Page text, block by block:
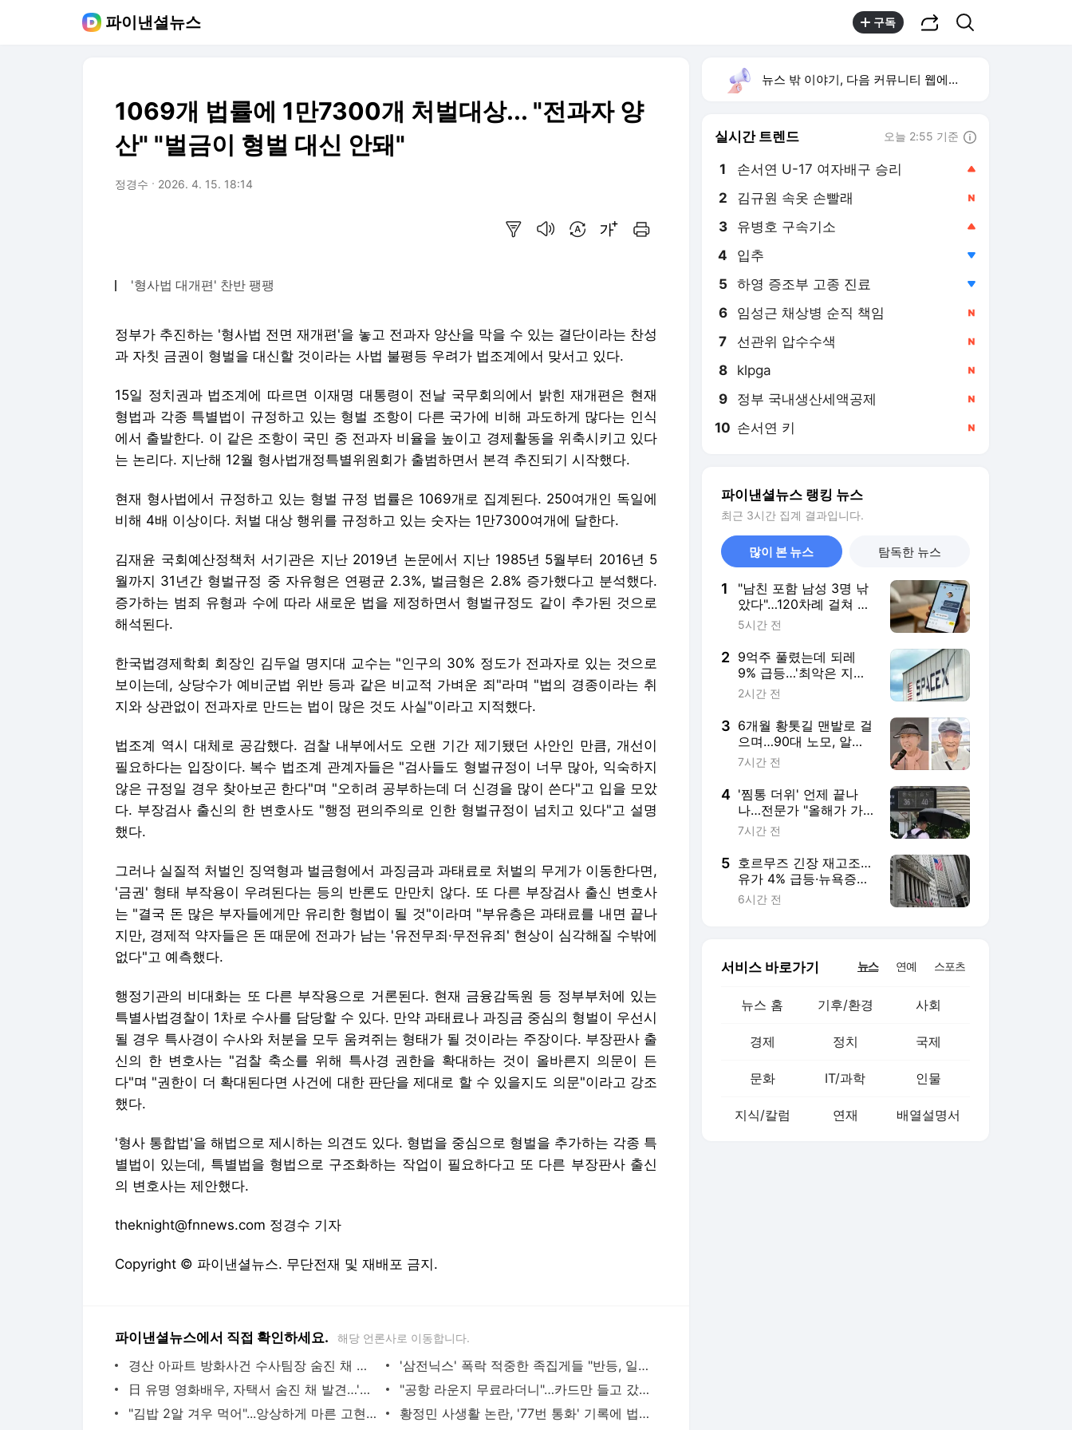
파이낸셜뉴스 구독
1069개 법률에 1만7300개 처벌대상... "전과자 양
산" "벌금이 형벌 대신 안돼"
정경수 2026. 4. 15. 18:14
'형사법 대개편' 찬반 팽팽
정부가 추진하는 '형사법 전면 재개편'을 놓고 전과자 양산을 막을 수 있는 결단이라는 찬성
과 자칫 금권이 형벌을 대신할 것이라는 사법 불평등 우려가 법조계에서 맞서고 있다.
15일 정치권과 법조계에 따르면 이재명 대통령이 전날 국무회의에서 밝힌 재개편은 현재
형법과 각종 특별법이 규정하고 있는 형벌 조항이 다른 국가에 비해 과도하게 많다는 인식
에서 출발한다. 이 같은 조항이 국민 중 전과자 비율을 높이고 경제활동을 위축시키고 있다
는 논리다. 지난해 12월 형사법개정특별위원회가 출범하면서 본격 추진되기 시작했다.
현재 형사법에서 규정하고 있는 형벌 규정 법률은 1069개로 집계된다. 250여개인 독일에
비해 4배 이상이다. 처벌 대상 행위를 규정하고 있는 숫자는 1만7300여개에 달한다.
김재윤 국회예산정책처 서기관은 지난 2019년 논문에서 지난 1985년 5월부터 2016년 5
월까지 31년간 형벌규정 중 자유형은 연평균 2.3%, 벌금형은 2.8% 증가했다고 분석했다.
증가하는 범죄 유형과 수에 따라 새로운 법을 제정하면서 형벌규정도 같이 추가된 것으로
해석된다.
한국법경제학회 회장인 김두얼 명지대 교수는 "인구의 30% 정도가 전과자로 있는 것으로
보이는데, 상당수가 예비군법 위반 등과 같은 비교적 가벼운 죄"라며 "법의 경종이라는 취
지와 상관없이 전과자로 만드는 법이 많은 것도 사실"이라고 지적했다.
법조계 역시 대체로 공감했다. 검찰 내부에서도 오랜 기간 제기됐던 사안인 만큼, 개선이
필요하다는 입장이다. 복수 법조계 관계자들은 "검사들도 형벌규정이 너무 많아, 익숙하지
않은 규정일 경우 찾아보곤 한다"며 "오히려 공부하는데 더 신경을 많이 쓴다"고 입을 모았
다. 부장검사 출신의 한 변호사도 "행정 편의주의로 인한 형벌규정이 넘치고 있다"고 설명
했다.
그러나 실질적 처벌인 징역형과 벌금형에서 과징금과 과태료로 처벌의 무게가 이동한다면,
'금권' 형태 부작용이 우려된다는 등의 반론도 만만치 않다. 또 다른 부장검사 출신 변호사
는 "결국 돈 많은 부자들에게만 유리한 형법이 될 것"이라며 "부유층은 과태료를 내면 끝나
지만, 경제적 약자들은 돈 때문에 전과가 남는 '유전무죄·무전유죄' 현상이 심각해질 수밖에
없다"고 예측했다.
행정기관의 비대화는 또 다른 부작용으로 거론된다. 현재 금융감독원 등 정부부처에 있는
특별사법경찰이 1차로 수사를 담당할 수 있다. 만약 과태료나 과징금 중심의 형벌이 우선시
될 경우 특사경이 수사와 처분을 모두 움켜쥐는 형태가 될 것이라는 주장이다. 부장판사 출
신의 한 변호사는 "검찰 축소를 위해 특사경 권한을 확대하는 것이 올바른지 의문이 든
다"며 "권한이 더 확대된다면 사건에 대한 판단을 제대로 할 수 있을지도 의문"이라고 강조
했다.
'형사 통합법'을 해법으로 제시하는 의견도 있다. 형법을 중심으로 형벌을 추가하는 각종 특
별법이 있는데, 특별법을 형법으로 구조화하는 작업이 필요하다고 또 다른 부장판사 출신
의 변호사는 제안했다.
theknight@fnnews.com 정경수 기자
Copyright © 파이낸셜뉴스. 무단전재 및 재배포 금지.
파이낸셜뉴스에서 직접 확인하세요. 해당 언론사로 이동합니다.
경산 아파트 방화사건 수사팀장 숨진 채 발견…사망 경위 조사
'삼전닉스' 폭락 적중한 족집게들 "반등, 일회성 아니다"면서... AI 과잉투자엔 '우려'
日 유명 영화배우, 자택서 숨진 채 발견…'마약투약 혐의'
"공항 라운지 무료라더니"…카드만 들고 갔다간 '헛걸음'
"김밥 2알 겨우 먹어"...앙상하게 마른 고현정, 다이어트 아닌 '음식 공포증' 고백 [헬스톡]
황정민 사생활 논란, '77번 통화' 기록에 법조계 주목
뉴스 밖 이야기, 다음 커뮤니티 웹에서 보기
실시간 트렌드 오늘 2:55 기준
1 손서연 U-17 여자배구 승리
2 김규원 속옷 손빨래
3 유병호 구속기소
4 입추
5 하영 증조부 고종 진료
6 임성근 채상병 순직 책임
7 선관위 압수수색
8 klpga
9 정부 국내생산세액공제
10 손서연 키
파이낸셜뉴스 랭킹 뉴스
최근 3시간 집계 결과입니다.
많이 본 뉴스 탐독한 뉴스
1
"남친 포함 남성 3명 낚
았다"…120차례 걸쳐 2
억 가로챈 '4억 채무자'
5시간 전
2 9억주 풀렸는데 되레
9% 급등…'최악은 지났
다'는 스페이스X 투자자
2시간 전
3 6개월 황톳길 맨발로 걸
으며…90대 노모, 알츠
하이머 이겨냈다 [박동
7시간 전
4 '찜통 더위' 언제 끝나
나…전문가 "올해가 가
장 덜 더운 여름 될 수
7시간 전
5 호르무즈 긴장 재고조…
유가 4% 급등·뉴욕증시
하락
6시간 전
서비스 바로가기 뉴스 연예 스포츠
뉴스 홈 기후/환경 사회
경제 정치 국제
문화 IT/과학 인물
지식/칼럼 연재 배열설명서